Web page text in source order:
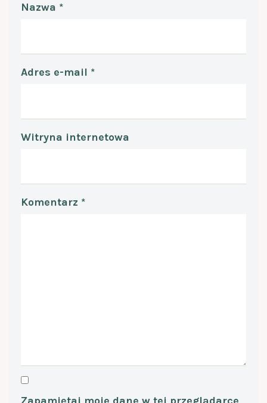
Nazwa *
Adres e-mail *
Witryna internetowa
Komentarz *